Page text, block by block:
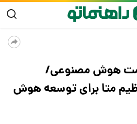
هوش مصنوعی/
متا برای توسعه هوش